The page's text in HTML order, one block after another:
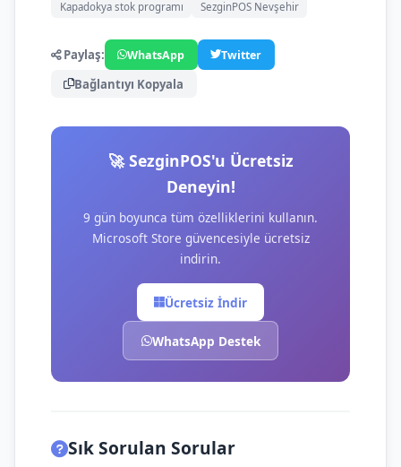
Kapadokya stok programı SezginPOS Nevşehir
Paylaş: WhatsApp Twitter
Bağlantıyı Kopyala
🚀 SezginPOS'u Ücretsiz
Deneyin!
9 gün boyunca tüm özelliklerini kullanın.
Microsoft Store güvencesiyle ücretsiz
indirin.
Ücretsiz İndir
WhatsApp Destek
Sık Sorulan Sorular